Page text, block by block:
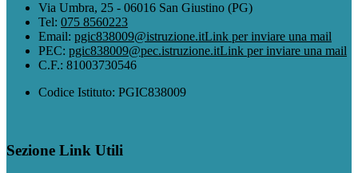
Via Umbra, 25 - 06016 San Giustino (PG)
Tel: 075 8560223
Email: pgic838009@istruzione.itLink per inviare una mail
PEC: pgic838009@pec.istruzione.itLink per inviare una mail
C.F.: 81003730546
Codice Istituto: PGIC838009
Sezione Link Utili